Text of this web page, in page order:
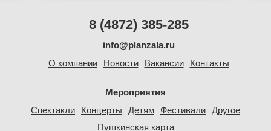
Мероприятия
Спектакли
Концерты Детям Фестивали Другое
Пушкинская карта
8 (4872) 385-285
info@planzala.ru
О компании
Новости Вакансии Контакты